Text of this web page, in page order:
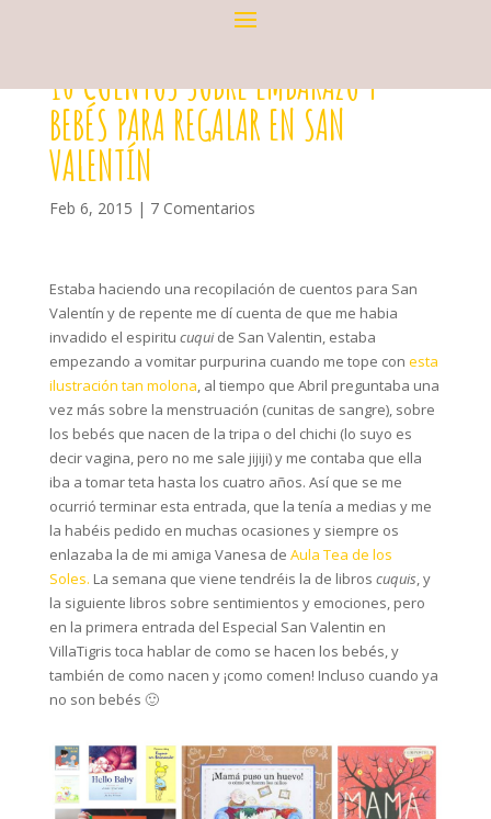
10 CUENTOS SOBRE EMBARAZO Y
BEBÉS PARA REGALAR EN SAN
VALENTÍN
Feb 6, 2015 | 7 Comentarios
Estaba haciendo una recopilación de cuentos para San
Valentín y de repente me dí cuenta de que me habia
invadido el espiritu cuquide San Valentin, estaba
empezando a vomitar purpurina cuando me tope con esta
ilustración tan molona, al tiempo que Abril preguntaba una
vez más sobre la menstruación (cunitas de sangre), sobre
los bebés que nacen de la tripa o del chichi (lo suyo es
decir vagina, pero no me sale jijiji) y me contaba que ella
iba a tomar teta hasta los cuatro años. Así que se me
ocurrió terminar esta entrada, que la tenía a medias y me
la habéis pedido en muchas ocasiones y siempre os
enlazaba la de mi amiga Vanesa de Aula Tea de los
Soles. La semana que viene tendréis la de libros cuquis, y
la siguiente libros sobre sentimientos y emociones, pero
en la primera entrada del Especial San Valentin en
VillaTigris toca hablar de como se hacen los bebés, y
también de como nacen y ¡como comen! Incluso cuando ya
no son bebés 🙂